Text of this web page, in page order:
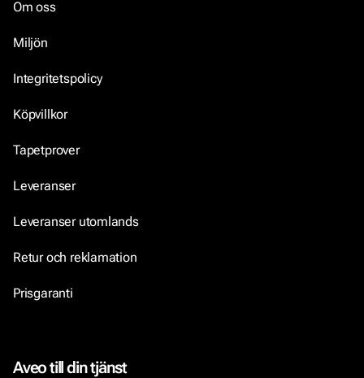
Om oss
Miljön
Integritetspolicy
Köpvillkor
Tapetprover
Leveranser
Leveranser utomlands
Retur och reklamation
Prisgaranti
Aveo till din tjänst